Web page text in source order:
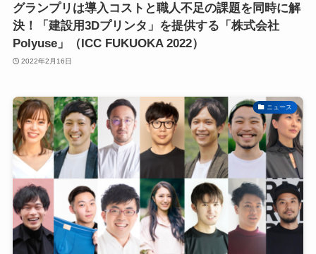
グランプリは導入コストと職人不足の課題を同時に解
決！「建設用3Dプリンタ」を提供する「株式会社
Polyuse」（ICC FUKUOKA 2022）
2022年2月16日
ニュース